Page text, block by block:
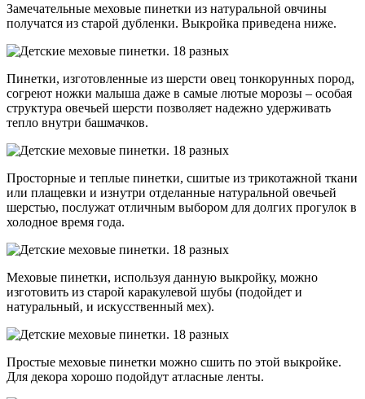
Замечательные меховые пинетки из натуральной овчины
получатся из старой дубленки. Выкройка приведена ниже.
Пинетки, изготовленные из шерсти овец тонкорунных пород,
согреют ножки малыша даже в самые лютые морозы – особая
структура овечьей шерсти позволяет надежно удерживать
тепло внутри башмачков.
Просторные и теплые пинетки, сшитые из трикотажной ткани
или плащевки и изнутри отделанные натуральной овечьей
шерстью, послужат отличным выбором для долгих прогулок в
холодное время года.
Меховые пинетки, используя данную выкройку, можно
изготовить из старой каракулевой шубы (подойдет и
натуральный, и искусственный мех).
Простые меховые пинетки можно сшить по этой выкройке.
Для декора хорошо подойдут атласные ленты.